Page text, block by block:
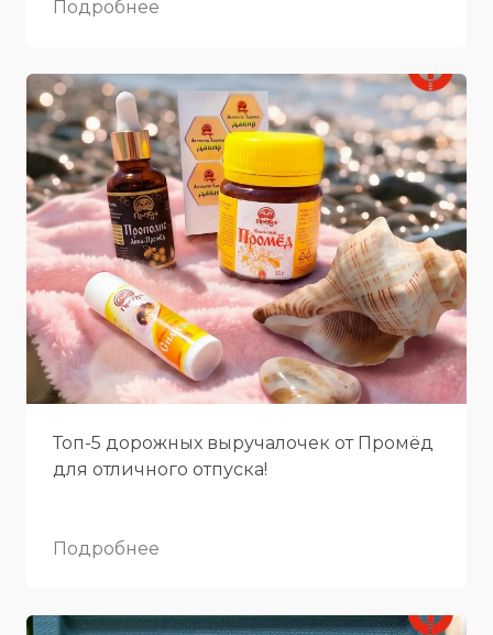
Подробнее
Топ-5 дорожных выручалочек от Промёд
для отличного отпуска!
Подробнее